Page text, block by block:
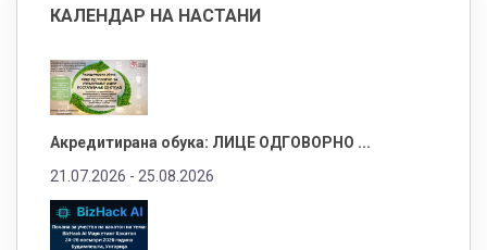
КАЛЕНДАР НА НАСТАНИ
Акредитирана обука: ЛИЦЕ ОДГОВОРНО ...
21.07.2026 - 25.08.2026